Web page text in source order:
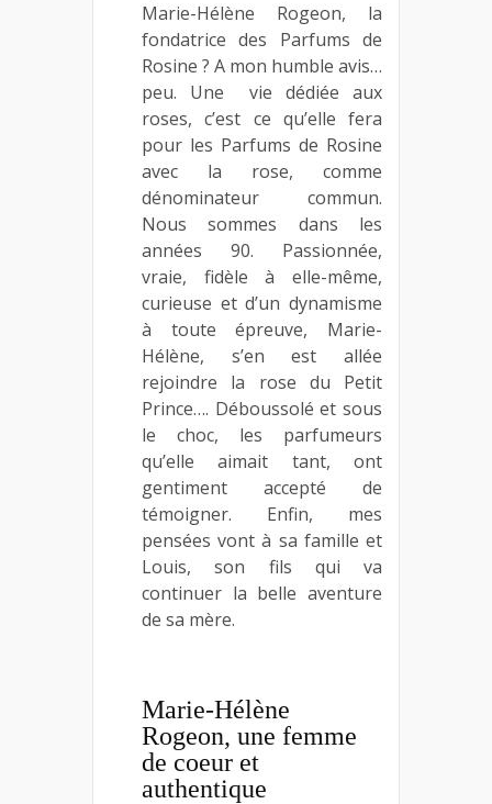
Marie-Hélène Rogeon, la
fondatrice des Parfums de
Rosine ? A mon humble avis…
peu. Une vie dédiée aux
roses, c’est ce qu’elle fera
pour les Parfums de Rosine
avec la rose, comme
dénominateur commun.
Nous sommes dans les
années 90. Passionnée,
vraie, fidèle à elle-même,
curieuse et d’un dynamisme
à toute épreuve, Marie-
Hélène, s’en est allée
rejoindre la rose du Petit
Prince…. Déboussolé et sous
le choc, les parfumeurs
qu’elle aimait tant, ont
gentiment accepté de
témoigner. Enfin, mes
pensées vont à sa famille et
Louis, son fils qui va
continuer la belle aventure
de sa mère.
Marie-Hélène
Rogeon, une femme
de coeur et
authentique